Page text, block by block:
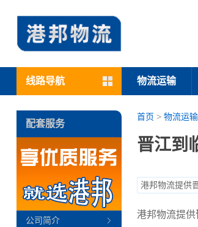
线路导航 物流运输
首页 > 物流运输
晋江到
港邦物流提供
港邦物流提供
配套服务
公司简介